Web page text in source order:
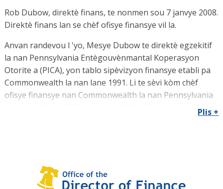
Rob Dubow, direktè finans, te nonmen sou 7 janvye 2008.
Direktè finans lan se chèf ofisye finansye vil la.
Anvan randevou l 'yo, Mesye Dubow te direktè egzekitif
la nan Pennsylvania Entègouvènmantal Koperasyon
Otorite a (PICA), yon tablo sipèvizyon finansye etabli pa
Commonwealth la nan lane 1991. Li te sèvi kòm chèf
ofisye finansye nan Commonwealth la nan Pennsylvania
soti nan 2004 a 2005. Soti nan 2000 a 2004, li te sèvi kòm
ansyen analis finansye pou PICA. Li te sèvi tou kòm yon
asosye rechèch nan Lig Ekonomi Pennsylvania e li te yon
Plis +